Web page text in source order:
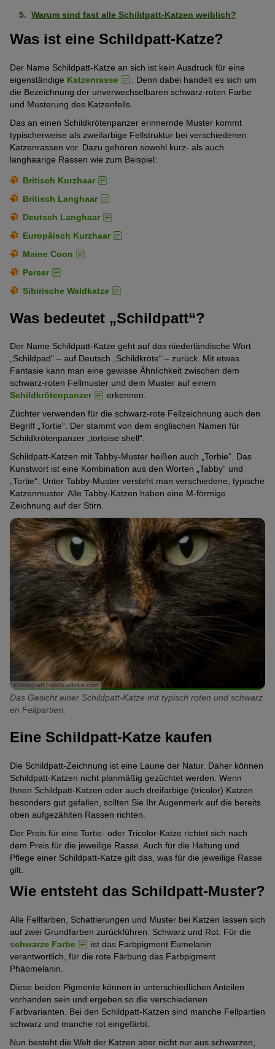
Warum sind fast alle Schildpatt-Katzen weiblich?
Was ist eine Schildpatt-Katze?
Der Name Schildpatt-Katze an sich ist kein Ausdruck für eine
eigenständige Katzenrasse
. Denn dabei handelt es sich um
die Bezeichnung der unverwechselbaren schwarz-roten Farbe
und Musterung des Katzenfells.
Das an einen Schildkrötenpanzer erinnernde Muster kommt
typischerweise als zweifarbige Fellstruktur bei verschiedenen
Katzenrassen vor. Dazu gehören sowohl kurz- als auch
langhaarige Rassen wie zum Beispiel:
Britisch Kurzhaar
Britisch Langhaar
Deutsch Langhaar
Europäisch Kurzhaar
Maine Coon
Perser
Sibirische Waldkatze
Was bedeutet „Schildpatt“?
Der Name Schildpatt-Katze geht auf das niederländische Wort
„Schildpad“ – auf Deutsch „Schildkröte“ – zurück. Mit etwas
Fantasie kann man eine gewisse Ähnlichkeit zwischen dem
schwarz-roten Fellmuster und dem Muster auf einem
Schildkrötenpanzer
erkennen.
Züchter verwenden für die schwarz-rote Fellzeichnung auch den
Begriff „Tortie“. Der stammt von dem englischen Namen für
Schildkrötenpanzer „tortoise shell“.
Schildpatt-Katzen mit Tabby-Muster heißen auch „Torbie“. Das
Kunstwort ist eine Kombination aus den Worten „Tabby“ und
„Tortie“. Unter Tabby-Muster versteht man verschiedene, typische
Katzenmuster. Alle Tabby-Katzen haben eine M-förmige
Zeichnung auf der Stirn.
© seregraff / stock.adobe.com
Das Gesicht einer Schildpatt-Katze mit typisch roten und schwarz
en Fellpartien.
Eine Schildpatt-Katze kaufen
Die Schildpatt-Zeichnung ist eine Laune der Natur. Daher können
Schildpatt-Katzen nicht planmäßig gezüchtet werden. Wenn
Ihnen Schildpatt-Katzen oder auch dreifarbige (tricolor) Katzen
besonders gut gefallen, sollten Sie Ihr Augenmerk auf die bereits
oben aufgezählten Rassen richten.
Der Preis für eine Tortie- oder Tricolor-Katze richtet sich nach
dem Preis für die jeweilige Rasse. Auch für die Haltung und
Pflege einer Schildpatt-Katze gilt das, was für die jeweilige Rasse
gilt.
Wie entsteht das Schildpatt-Muster?
Alle Fellfarben, Schattierungen und Muster bei Katzen lassen sich
auf zwei Grundfarben zurückführen: Schwarz und Rot. Für die
schwarze Farbe
ist das Farbpigment Eumelanin
verantwortlich, für die rote Färbung das Farbpigment
Phäomelanin.
Diese beiden Pigmente können in unterschiedlichen Anteilen
vorhanden sein und ergeben so die verschiedenen
Farbvarianten. Bei den Schildpatt-Katzen sind manche Fellpartien
schwarz und manche rot eingefärbt.
Nun besteht die Welt der Katzen aber nicht nur aus schwarzen,